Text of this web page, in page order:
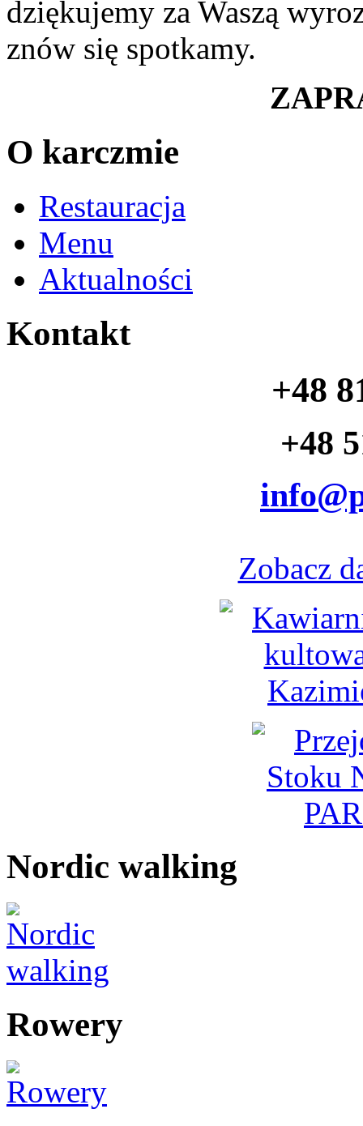
dziękujemy za Waszą
znów się spotkamy.
O karczmie
Restauracja
Menu
Aktualności
Kontakt
+48
+48
Zobacz
Nordic walking
Rowery